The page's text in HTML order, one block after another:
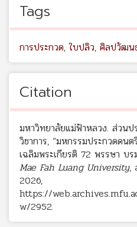
Tags
การประกวด,ใบปลิว, ศิลปวัฒน
Citation
มหาวิทยาลัยแม่ฟ้าหลวง. ส่วนป
วิชาการ, “มหกรรมประกวดดน
เฉลิมพระเกียรติ 72 พรรษา บร
Mae Fah Luang University,
2026,
https://
w/2952.